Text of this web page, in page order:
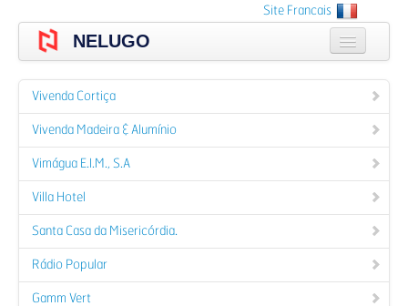
to
main
content
Site Francais
NELUGO
A empresa
Produtos
Catálogos
Portfólio
Orçamento
Contactos
Vivenda Cortiça
Vivenda Madeira & Alumínio
Vimágua E.I.M., S.A
Villa Hotel
Santa Casa da Misericórdia.
Rádio Popular
Gamm Vert